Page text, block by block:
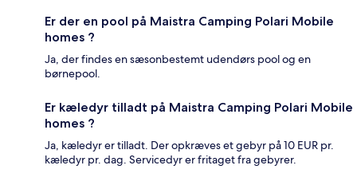
Er der en pool på Maistra Camping Polari Mobile
homes ?
Ja, der findes en sæsonbestemt udendørs pool og en
børnepool.
Er kæledyr tilladt på Maistra Camping Polari Mobile
homes ?
Ja, kæledyr er tilladt. Der opkræves et gebyr på 10 EUR pr.
kæledyr pr. dag. Servicedyr er fritaget fra gebyrer.